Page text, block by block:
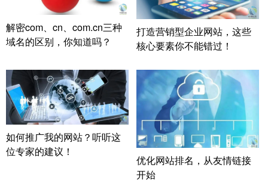
解密com、cn、com.cn三种
域名的区别，你知道吗？
打造营销型企业网站，这些
核心要素你不能错过！
如何推广我的网站？听听这
位专家的建议！
优化网站排名，从友情链接
开始